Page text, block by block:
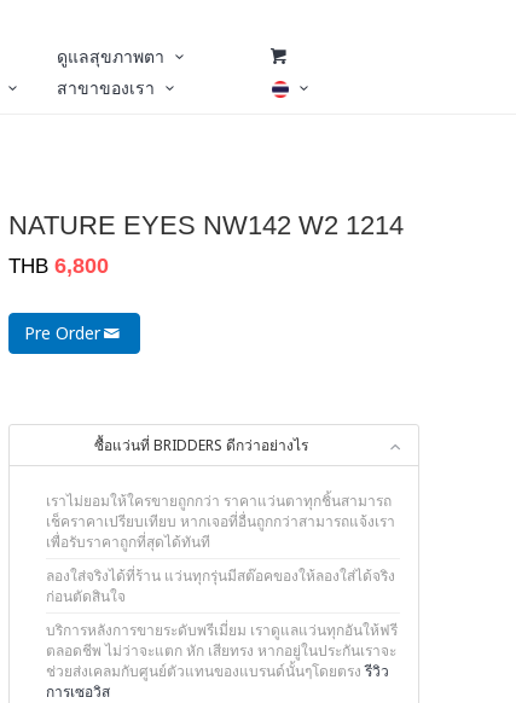
ดูแลสุขภาพตา
สาขาของเรา
NATURE EYES NW142 W2 1214
THB 6,800
Pre Order
ซื้อแว่นที่ BRIDDERS ดีกว่าอย่างไร
เราไม่ยอมให้ใครขายถูกกว่า ราคาแว่นตาทุกชิ้นสามารถ
เช็คราคาเปรียบเทียบ หากเจอที่อื่นถูกกว่าสามารถแจ้งเรา
เพื่อรับราคาถูกที่สุดได้ทันที
ลองใส่จริงได้ที่ร้าน แว่นทุกรุ่นมีสต๊อคของให้ลองใส่ได้จริง
ก่อนตัดสินใจ
บริการหลังการขายระดับพรีเมี่ยม เราดูแลแว่นทุกอันให้ฟรี
ตลอดชีพ ไม่ว่าจะแตก หัก เสียทรง หากอยู่ในประกันเราจะ
ช่วยส่งเคลมกับศูนย์ตัวแทนของแบรนด์นั้นๆโดยตรงรีวิว
การเซอวิส